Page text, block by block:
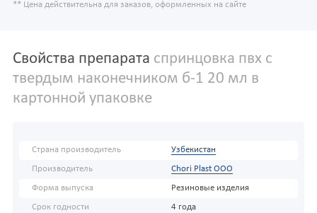
** Цена действительна для заказов, оформленных на сайте
Свойства препарата спринцовка пвх с
твердым наконечником б-1 20 мл в
картонной упаковке
Страна производитель Узбекистан
Производитель Chori Plast OOO
Форма выпуска Резиновые изделия
Срок годности 4 года